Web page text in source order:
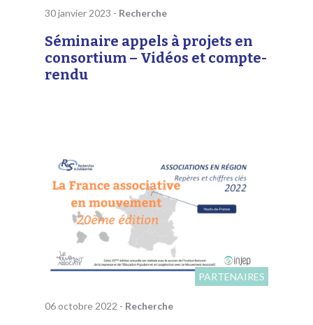
30 janvier 2023 - Recherche
Séminaire appels à projets en
consortium – Vidéos et compte-
rendu
PARTENAIRES
06 octobre 2022 - Recherche